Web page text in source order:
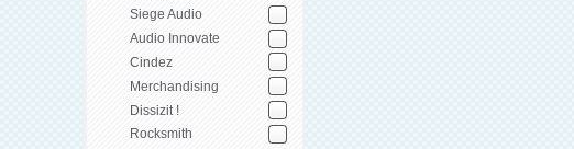
Siege Audio
Audio Innovate
Cindez
Merchandising
Dissizit !
Rocksmith